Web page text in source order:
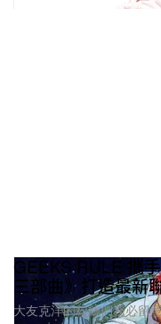
GEEKS RULE 攜
三部曲》打造最新
大友克洋的粉絲們務必留